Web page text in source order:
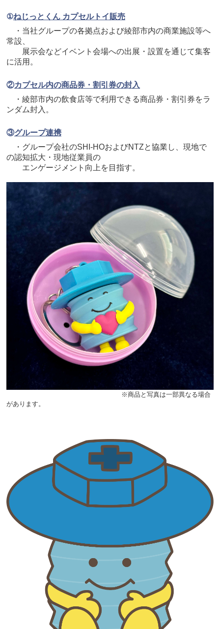
①ねじっとくん カプセルトイ販売
・当社グループの各拠点および綾部市内の商業施設等へ
常設、
展示会などイベント会場への出展・設置を通じて集客
に活用。
②カプセル内の商品券・割引券の封入
・綾部市内の飲食店等で利用できる商品券・割引券をラ
ンダム封入。
③グループ連携
・グループ会社のSHI-HOおよびNTZと協業し、現地で
の認知拡大・現地従業員の
エンゲージメント向上を目指す。
※商品と写真は一部異なる場合
があります。